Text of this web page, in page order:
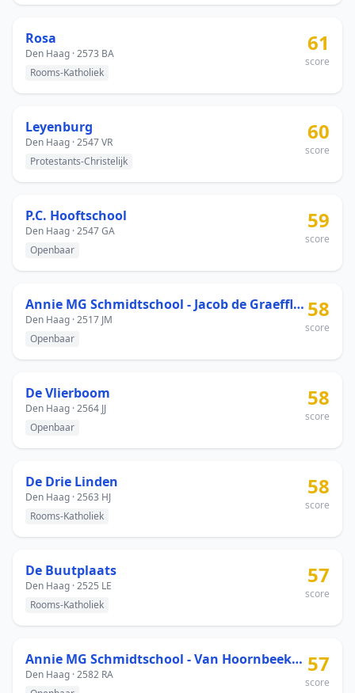
Rosa
Den Haag · 2573 BA
Rooms-Katholiek
61
score
Leyenburg
Den Haag · 2547 VR
Protestants-Christelijk
60
score
P.C. Hooftschool
Den Haag · 2547 GA
Openbaar
59
score
Annie MG Schmidtschool - Jacob de Graefflaan
Den Haag · 2517 JM
Openbaar
58
score
De Vlierboom
Den Haag · 2564 JJ
Openbaar
58
score
De Drie Linden
Den Haag · 2563 HJ
Rooms-Katholiek
58
score
De Buutplaats
Den Haag · 2525 LE
Rooms-Katholiek
57
score
Annie MG Schmidtschool - Van Hoornbeekstraat
Den Haag · 2582 RA
57
score